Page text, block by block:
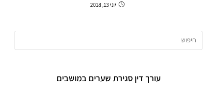
יוני 13, 2018
עורך דין סגירת שערים במושבים